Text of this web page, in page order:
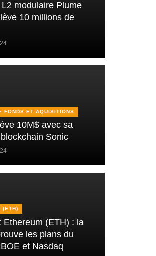
L2 modulaire Plume
10 millions de
FONDS ET AQUISITIONS
10M$ avec sa
Sonic
(ETH)
Ethereum (ETH) : la
les plans du
et Nasdaq